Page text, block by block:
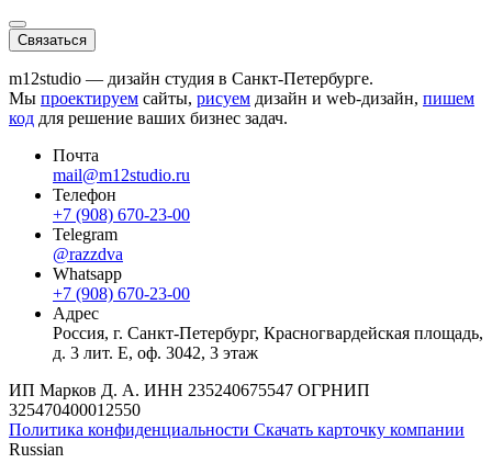
Связаться
m12studio — дизайн студия в Санкт-Петербурге.
Мы проектируем сайты, рисуем дизайн и web-дизайн, пишем
код для решение ваших бизнес задач.
Почта
mail@m12studio.ru
Телефон
+7 (908) 670-23-00
Telegram
@razzdva
Whatsapp
+7 (908) 670-23-00
Адрес
Россия, г. Санкт-Петербург, Красногвардейская площадь,
д. 3 лит. Е, оф. 3042, 3 этаж
ИП Марков Д. А. ИНН 235240675547 ОГРНИП
325470400012550
Политика конфиденциальности Скачать карточку компании
Russian